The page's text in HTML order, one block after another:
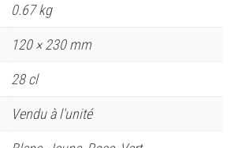
0.67 kg
120 × 230 mm
28 cl
Vendu à l'unité